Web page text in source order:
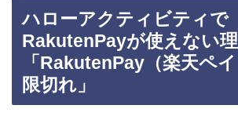
ハローアクティビティで
RakutenPayが使えない理
「RakutenPay（楽天ペ
限切れ」